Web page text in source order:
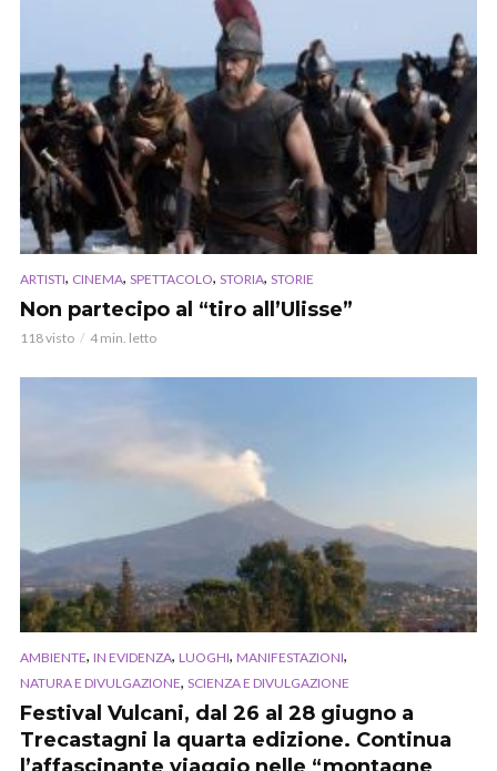
ARTISTI, CINEMA, SPETTACOLO, STORIA, STORIE
Non partecipo al “tiro all’Ulisse”
118 visto 4 min. letto
AMBIENTE, IN EVIDENZA, LUOGHI, MANIFESTAZIONI,
NATURA E DIVULGAZIONE, SCIENZA E DIVULGAZIONE
Festival Vulcani, dal 26 al 28 giugno a
Trecastagni la quarta edizione. Continua